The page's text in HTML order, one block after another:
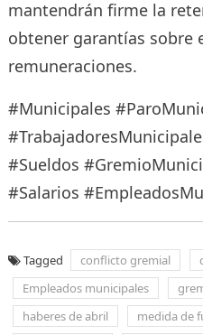
mantendrán firme la
obtener garantías sobre
remuneraciones.
#Municipales
#Sueldos
#Salarios
Tagged conflicto gremial
Empleados municipales
haberes de abril
medida de